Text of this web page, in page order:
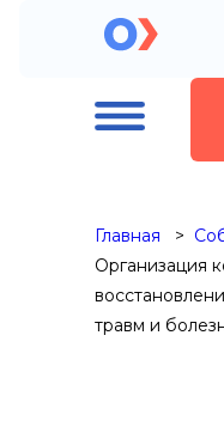
Главная
Организация
травм и